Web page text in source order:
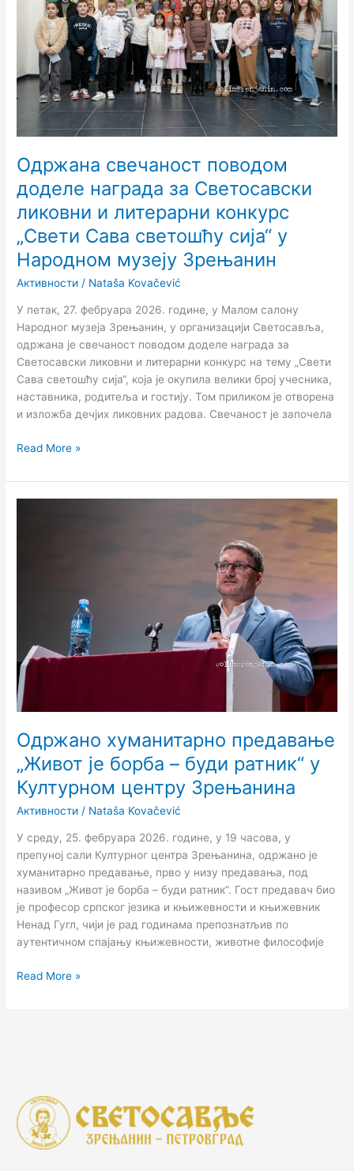
Одржана свечаност поводом
доделе награда за Светосавски
ликовни и литерарни конкурс
„Свети Сава светошћу сија“ у
Народном музеју Зрењанин
Активности / Nataša Kovačević
У петак, 27. фебруара 2026. године, у Малом салону
Народног музеја Зрењанин, у организацији Светосавља,
одржана је свечаност поводом доделе награда за
Светосавски ликовни и литерарни конкурс на тему „Свети
Сава светошћу сија“, која је окупила велики број учесника,
наставника, родитеља и гостију. Том приликом је отворена
и изложба дечјих ликовних радова. Свечаност је започела
Светосавски
ликовни
литерарни
конкурс
Сава
светошћу
сија“
у
Народном
музеју
Зрењанин
Read More »
Одржано хуманитарно предавање
„Живот је борба – буди ратник“ у
Културном центру Зрењанина
Активности / Nataša Kovačević
У среду, 25. фебруара 2026. године, у 19 часова, у
препуној сали Културног центра Зрењанина, одржано је
хуманитарно предавање, прво у низу предавања, под
називом „Живот је борба – буди ратник“. Гост предавач био
је професор српског језика и књижевности и књижевник
Ненад Гугл, чији је рад годинама препознатљив по
аутентичном спајању књижевности, животне философије
ратник“
у
Културном
центру
Зрењанина
Read More »